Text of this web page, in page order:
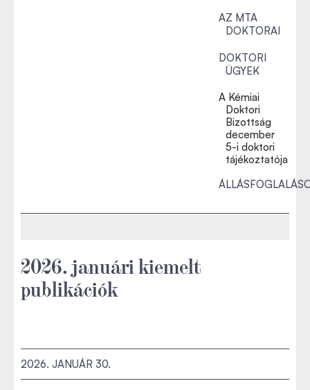
AZ MTA
DOKTORAI
DOKTORI
ÜGYEK
A Kémiai
Doktori
Bizottság
december
5-i doktori
tájékoztatója
2026. januári kiemelt
publikációk
2026. JANUÁR 30.